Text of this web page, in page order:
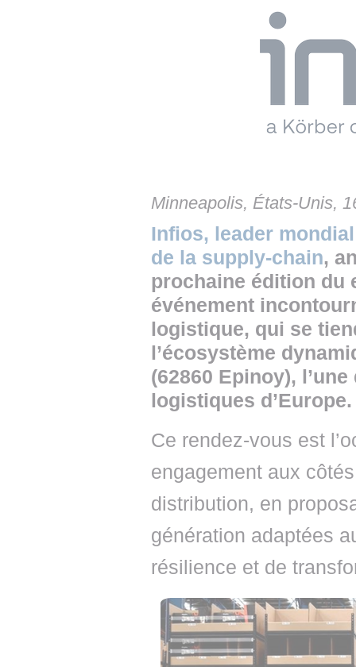
👉 PRENDRE LA PAROLE •
Minneapolis, États-Unis,
Infios, leader
de la supply-chain,
prochaine édition du
événement
logistique, qui se
l’écosystème
(62860 Epinoy),
logistiques d’Europe.
Ce rendez-vous est
engagement aux
distribution, en
génération adaptées
résilience et de